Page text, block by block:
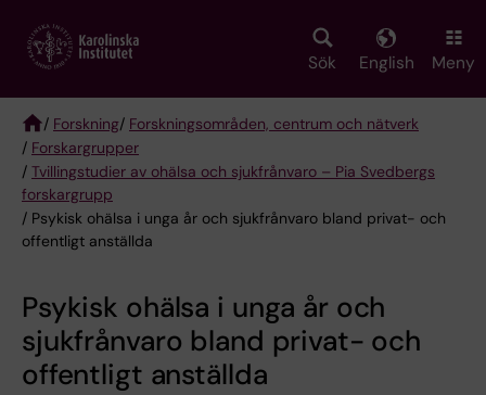
main
Sök English Meny
Breadcrumb
/ Forskning/ Forskningsområden, centrum och nätverk
/ Forskargrupper
/ Tvillingstudier av ohälsa och sjukfrånvaro – Pia Svedbergs
forskargrupp
/ Psykisk ohälsa i unga år och sjukfrånvaro bland privat- och
offentligt anställda
Psykisk ohälsa i unga år och
sjukfrånvaro bland privat- och
offentligt anställda